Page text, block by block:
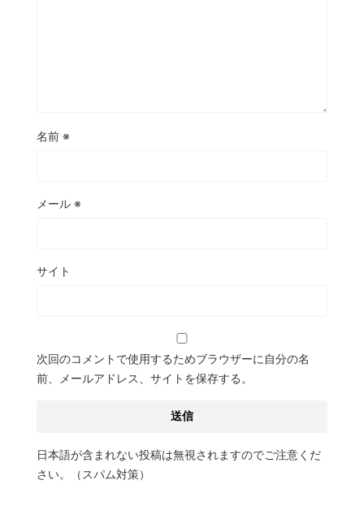
名前 ※
メール ※
サイト
次回のコメントで使用するためブラウザーに自分の名
前、メールアドレス、サイトを保存する。
日本語が含まれない投稿は無視されますのでご注意くだ
さい。（スパム対策）